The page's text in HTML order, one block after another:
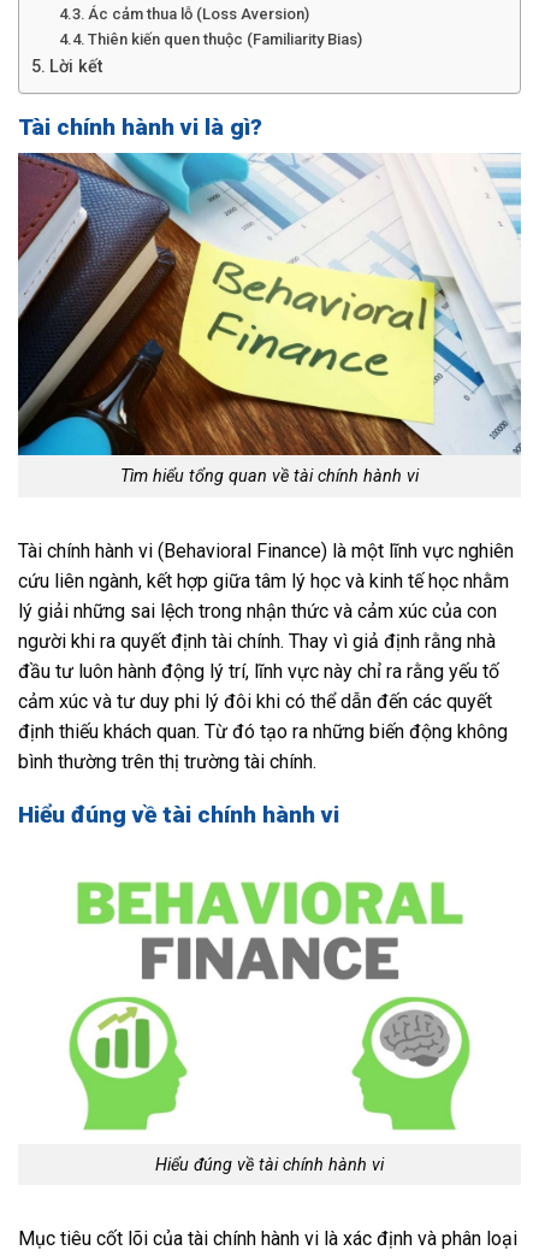
Ác cảm thua lỗ (Loss Aversion)
Thiên kiến quen thuộc (Familiarity Bias)
Lời kết
Tài chính hành vi là gì?
Tìm hiểu tổng quan về tài chính hành vi
Tài chính hành vi (Behavioral Finance) là một lĩnh vực nghiên
cứu liên ngành, kết hợp giữa tâm lý học và kinh tế học nhằm
lý giải những sai lệch trong nhận thức và cảm xúc của con
người khi ra quyết định tài chính. Thay vì giả định rằng nhà
đầu tư luôn hành động lý trí, lĩnh vực này chỉ ra rằng yếu tố
cảm xúc và tư duy phi lý đôi khi có thể dẫn đến các quyết
định thiếu khách quan. Từ đó tạo ra những biến động không
bình thường trên thị trường tài chính.
Hiểu đúng về tài chính hành vi
Hiểu đúng về tài chính hành vi
Mục tiêu cốt lõi của tài chính hành vi là xác định và phân loại